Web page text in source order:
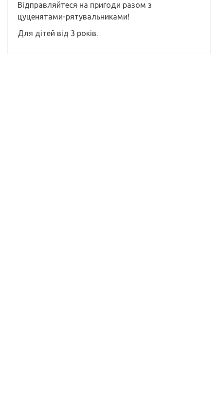
Відправляйтеся на пригоди разом з
цуценятами-рятувальниками!
Для дітей від 3 років.